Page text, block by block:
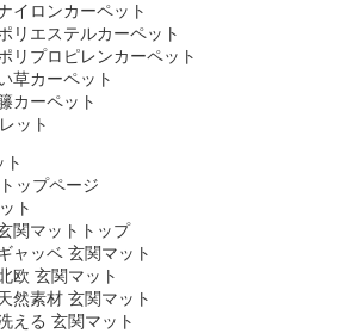
イロンカーペット
リエステルカーペット
リプロピレンカーペット
草カーペット
カーペット
ット
ト
ップページ
ト
関マットトップ
ャッベ 玄関マット
欧 玄関マット
然素材 玄関マット
える 玄関マット